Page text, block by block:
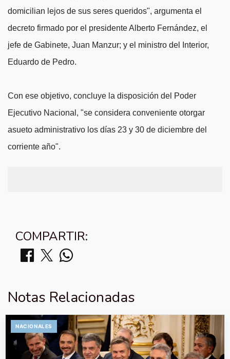
domicilian lejos de sus seres queridos", argumenta el
decreto firmado por el presidente Alberto Fernández, el
jefe de Gabinete, Juan Manzur; y el ministro del Interior,
Eduardo de Pedro.
Con ese objetivo, concluye la disposición del Poder
Ejecutivo Nacional, "se considera conveniente otorgar
asueto administrativo los días 23 y 30 de diciembre del
corriente año".
COMPARTIR:
Notas Relacionadas
NACIONALES